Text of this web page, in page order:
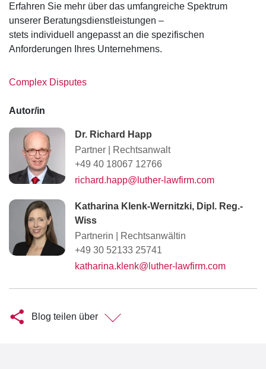
Erfahren Sie mehr über das umfangreiche Spektrum
unserer Beratungsdienstleistungen –
stets individuell angepasst an die spezifischen
Anforderungen Ihres Unternehmens.
Complex Disputes
Autor/in
Dr. Richard Happ
Partner
Rechtsanwalt
+49 40 18067 12766
richard.happ@luther-lawfirm.com
Katharina Klenk-Wernitzki, Dipl. Reg.-
Wiss
Partnerin
Rechtsanwältin
+49 30 52133 25741
katharina.klenk@luther-lawfirm.com
Blog teilen über